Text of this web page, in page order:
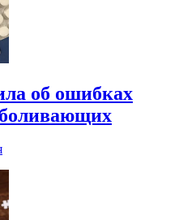
об ошибках